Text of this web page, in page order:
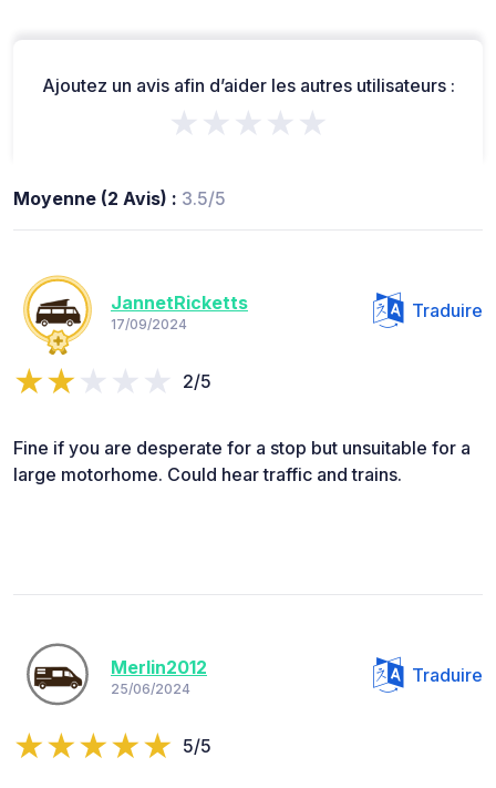
Ajoutez un avis afin d’aider les autres utilisateurs :
★★★★★
Moyenne (2 Avis) : 3.5/5
JannetRicketts
17/09/2024
Traduire
2/5
Fine if you are desperate for a stop but unsuitable for a
large motorhome. Could hear traffic and trains.
Merlin2012
25/06/2024
Traduire
5/5